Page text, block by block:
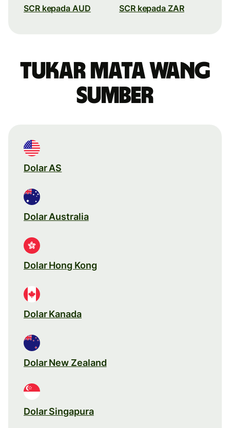
SCR kepada AUD SCR kepada ZAR
Tukar mata wang
sumber
Dolar AS
Dolar Australia
Dolar Hong Kong
Dolar Kanada
Dolar New Zealand
Dolar Singapura